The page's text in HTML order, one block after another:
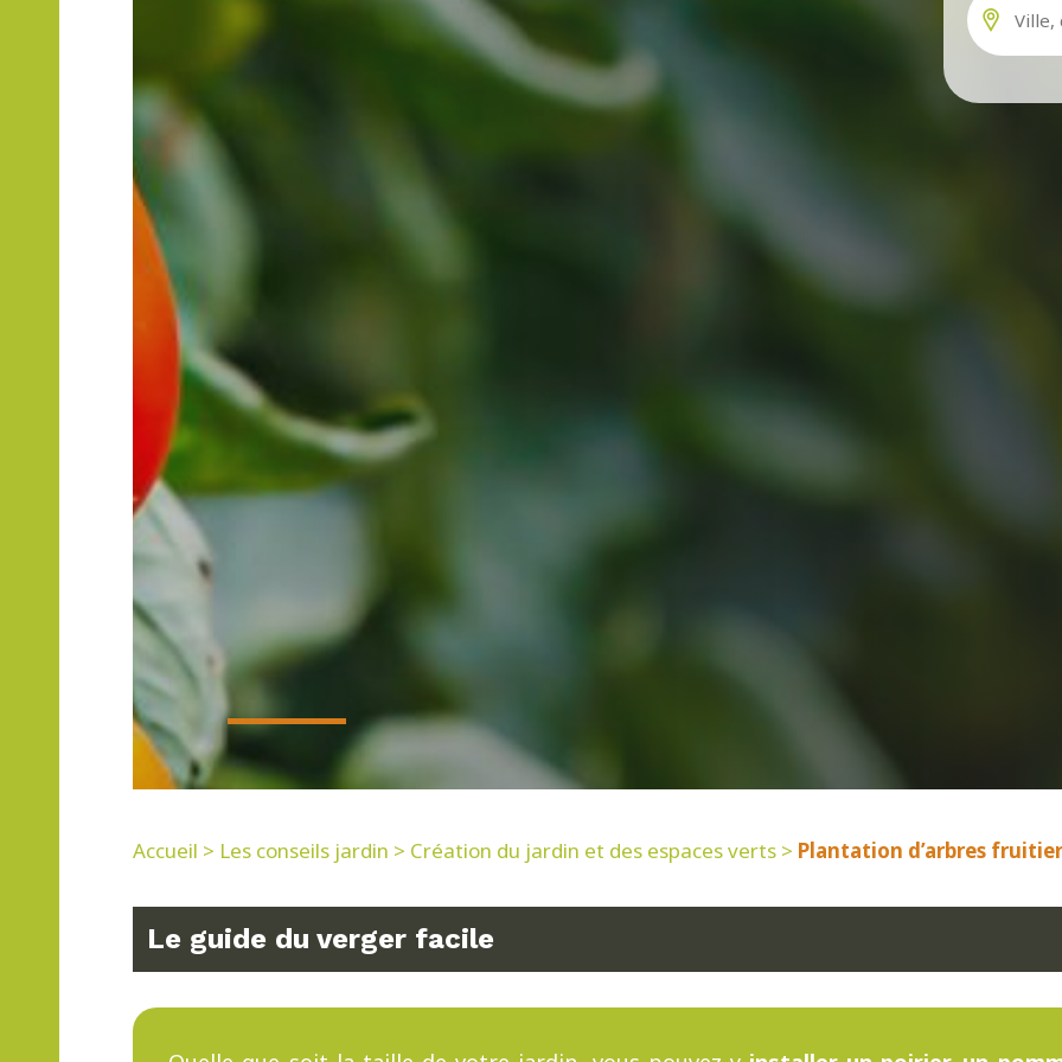
Accueil > Les conseils jardin > Création du jardin et des espaces verts > Plantation d’arbres
Le guide du verger facile